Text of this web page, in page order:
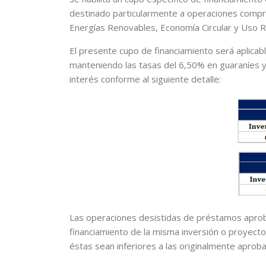
destinado particularmente a operaciones
Energías Renovables, Economía Circular y Uso
El presente cupo de financiamiento será
manteniendo las tasas del 6,50% en
interés conforme al siguiente detalle:
Las operaciones desistidas de préstamos
financiamiento de la misma inversión o
éstas sean inferiores a las originalmente